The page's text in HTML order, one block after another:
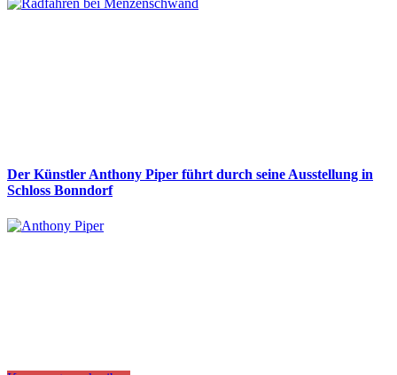
Der Künstler Anthony Piper führt durch seine Ausstellung in
Schloss Bonndorf